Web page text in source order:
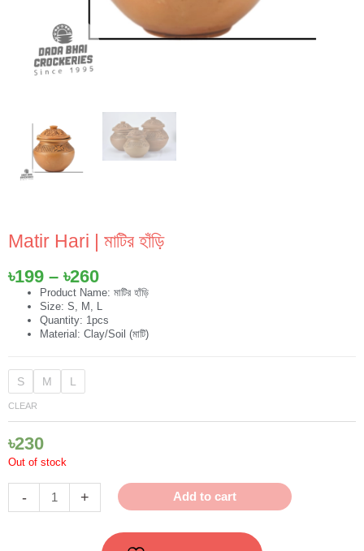
Matir Hari | মাটির হাঁড়ি
৳199 – ৳260Price
range:
৳199
through
Product Name: মাটির হাঁড়ি
Size: S, M, L
Quantity: 1pcs
Material: Clay/Soil (মাটি)
S M L
CLEAR
৳230
Out of stock
-
Matir
Hari
|
হাঁড়ি
quantity
+ Add to cart